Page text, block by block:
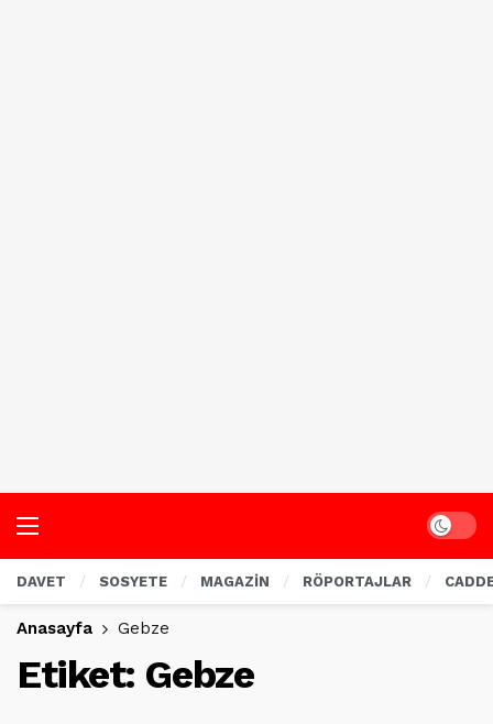
Dark
DAVET SOSYETE MAGAZİN RÖPORTAJLAR
Anasayfa Gebze
Etiket: Gebze